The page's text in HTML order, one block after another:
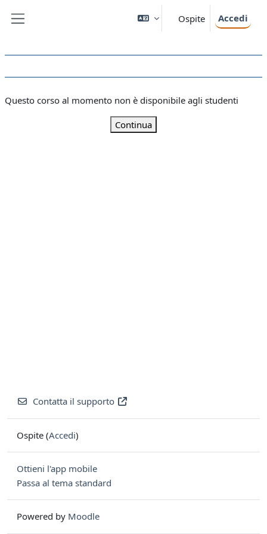
Ospite Accedi
Questo corso al momento non è disponibile agli studenti
Continua
Contatta il supporto
Ospite (Accedi)
Ottieni l'app mobile
Passa al tema standard
Powered by Moodle